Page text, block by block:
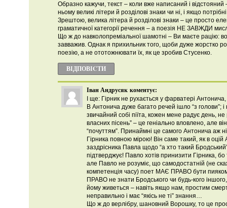
Образно кажучи, текст – коли вже написаний і відстояний
ньому великі літери й розділові знаки чи ні, і якщо
Зрештою, велика літера й розділові знаки – це просто
граматичної категорії речення – а поезія НЕ ЗАВЖДИ
Що ж до навколопреміальної шамотні – Ви маєте рацію:
завважив. Однак я прихильник того, щоби дуже жорстко
поезію, а не ототожнювати їх, як це зробив Стусенко.
ВІДПОВІCТИ
Іван Андрусяк коментує:
І ще: Гірник не рухається у фарватері
В Антонича дуже багато речей ішло “з голови”;
звичайний собі піїта, кожен мене радує день, не
власних пісень” – це геніально вловлено, але
“почуттям”. Принаймні це самого Антонича аж
Гірника повною мірою! Він саме такий, як в оцій
заздрісника Павла щодо “а хто такий
підтверджує! Павло хотів принизити Гірника, бо
але Павло не розуміє, що самодостатній (не
компетенція часу) поет МАЄ ПРАВО бути
ПРАВО не знати Бродського чи будь-кого
йому живеться – навіть якщо нам, простим
неправильно і має “якісь не ті” знання…
Що ж до верлібру, шановний Ворошку, то це